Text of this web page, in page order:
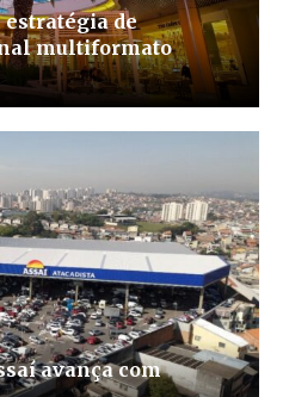
estratégia de
multiformato
avança com